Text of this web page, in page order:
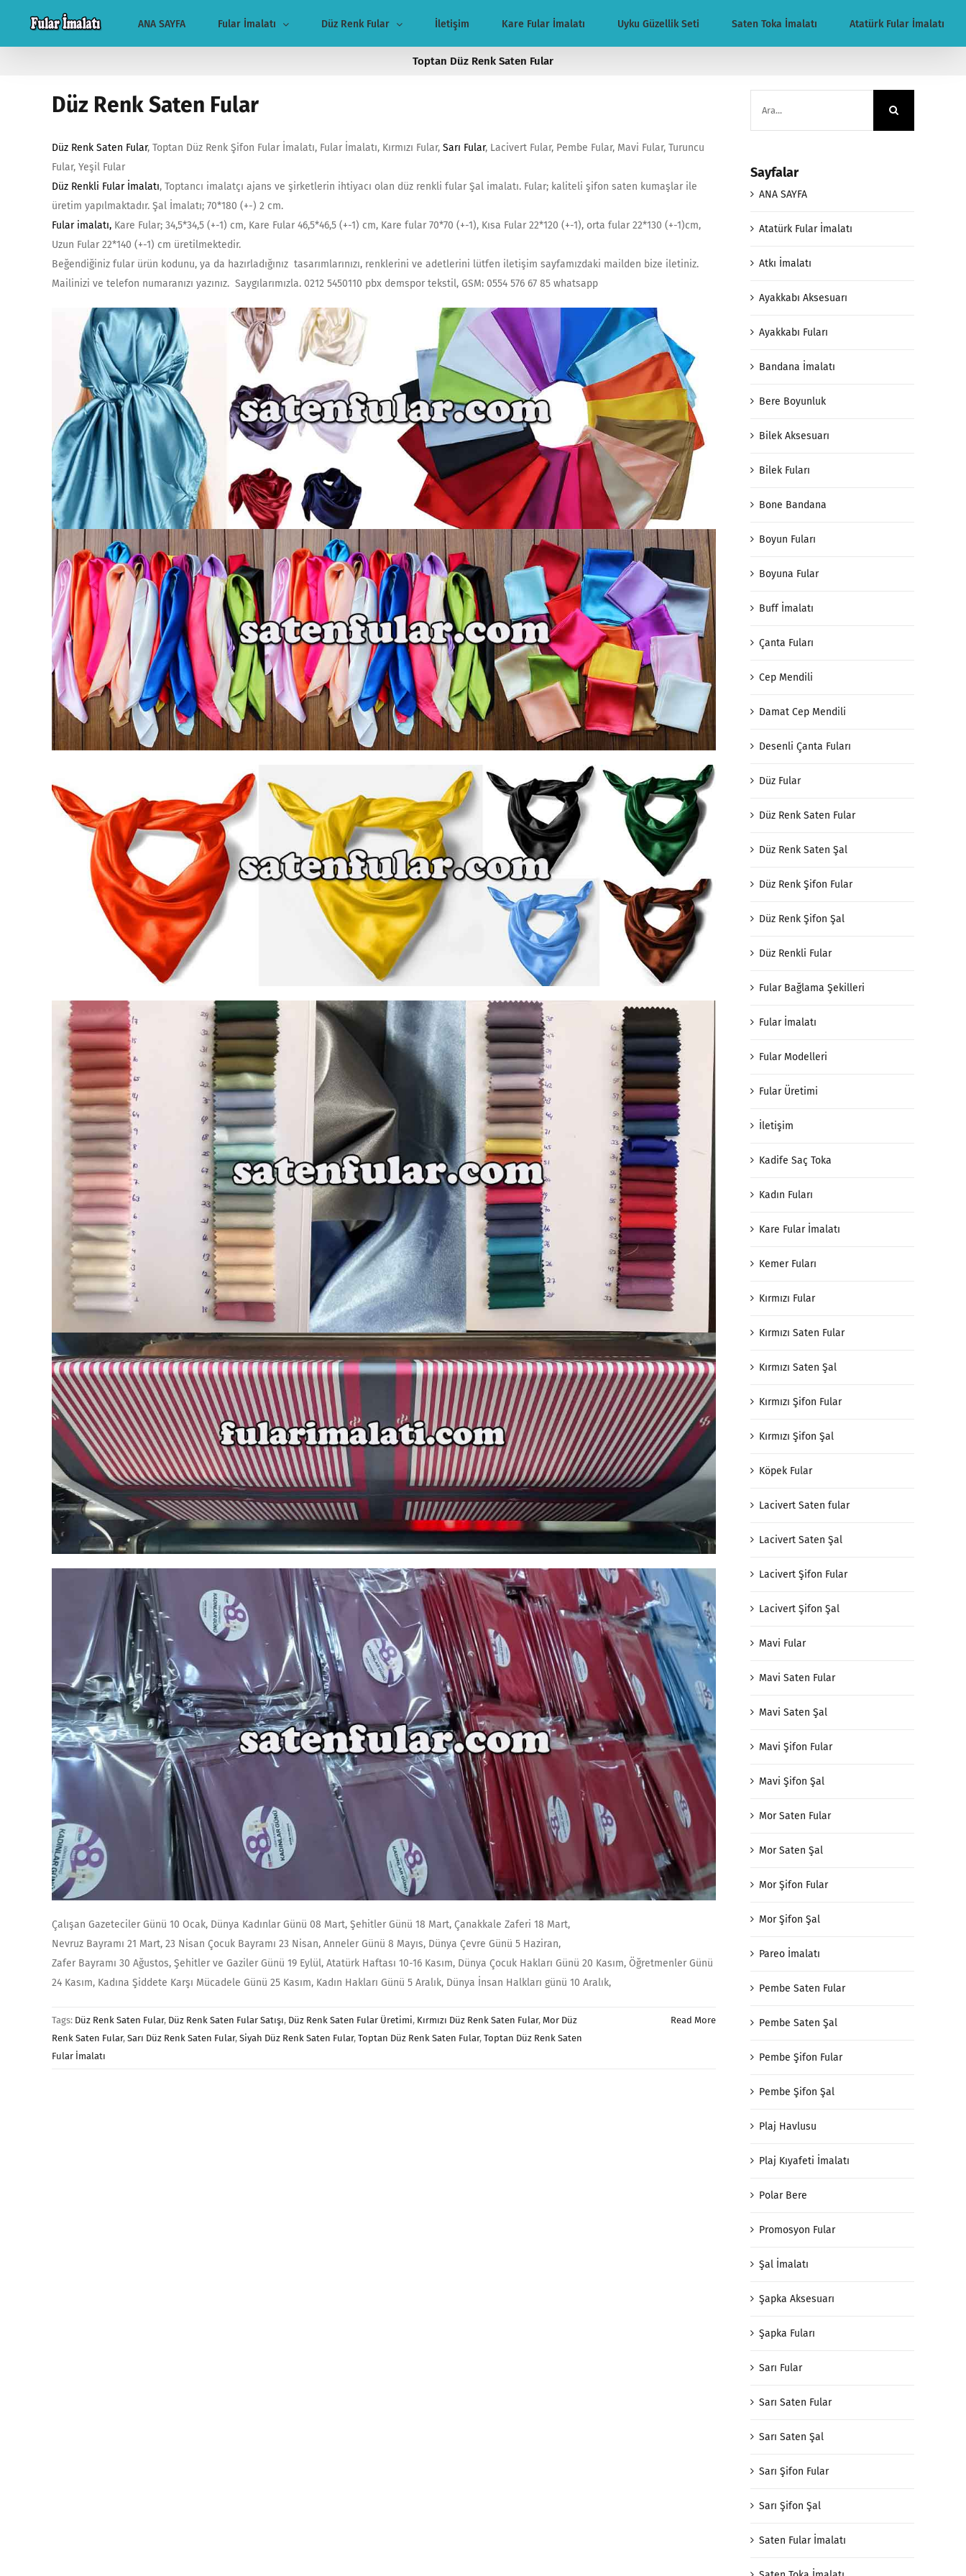
content
ANA SAYFA Fular İmalatı Düz Renk Fular İletişim Kare Fular İmalatı Uyku Güzellik Seti Saten Toka İmalatı Atatürk Fular İmalatı
Toptan Düz Renk Saten Fular
Düz Renk Saten Fular
Düz Renk Saten Fular, Toptan Düz Renk Şifon Fular İmalatı, Fular İmalatı, Kırmızı Fular, Sarı Fular, Lacivert Fular, Pembe Fular, Mavi Fular, Turuncu
Fular, Yeşil Fular
Düz Renkli Fular İmalatı, Toptancı imalatçı ajans ve şirketlerin ihtiyacı olan düz renkli fular Şal imalatı. Fular; kaliteli şifon saten kumaşlar ile
üretim yapılmaktadır. Şal İmalatı; 70*180 (+-) 2 cm.
Fular imalatı, Kare Fular; 34,5*34,5 (+-1) cm, Kare Fular 46,5*46,5 (+-1) cm, Kare fular 70*70 (+-1), Kısa Fular 22*120 (+-1), orta fular 22*130 (+-1)cm,
Uzun Fular 22*140 (+-1) cm üretilmektedir.
Beğendiğiniz fular ürün kodunu, ya da hazırladığınız tasarımlarınızı, renklerini ve adetlerini lütfen iletişim sayfamızdaki mailden bize iletiniz.
Mailinizi ve telefon numaranızı yazınız. Saygılarımızla. 0212 5450110 pbx demspor tekstil, GSM: 0554 576 67 85 whatsapp
Çalışan Gazeteciler Günü 10 Ocak, Dünya Kadınlar Günü 08 Mart, Şehitler Günü 18 Mart, Çanakkale Zaferi 18 Mart,
Nevruz Bayramı 21 Mart, 23 Nisan Çocuk Bayramı 23 Nisan, Anneler Günü 8 Mayıs, Dünya Çevre Günü 5 Haziran,
Zafer Bayramı 30 Ağustos, Şehitler ve Gaziler Günü 19 Eylül, Atatürk Haftası 10-16 Kasım, Dünya Çocuk Hakları Günü 20 Kasım, Öğretmenler Günü
24 Kasım, Kadına Şiddete Karşı Mücadele Günü 25 Kasım, Kadın Hakları Günü 5 Aralık, Dünya İnsan Halkları günü 10 Aralık,
Tags: Düz Renk Saten Fular, Düz Renk Saten Fular Satışı, Düz Renk Saten Fular Üretimi, Kırmızı Düz Renk Saten Fular, Mor Düz
Renk Saten Fular, Sarı Düz Renk Saten Fular, Siyah Düz Renk Saten Fular, Toptan Düz Renk Saten Fular, Toptan Düz Renk Saten
Fular İmalatı
Read More
Sayfalar
ANA SAYFA
Atatürk Fular İmalatı
Atkı İmalatı
Ayakkabı Aksesuarı
Ayakkabı Fuları
Bandana İmalatı
Bere Boyunluk
Bilek Aksesuarı
Bilek Fuları
Bone Bandana
Boyun Fuları
Boyuna Fular
Buff İmalatı
Çanta Fuları
Cep Mendili
Damat Cep Mendili
Desenli Çanta Fuları
Düz Fular
Düz Renk Saten Fular
Düz Renk Saten Şal
Düz Renk Şifon Fular
Düz Renk Şifon Şal
Düz Renkli Fular
Fular Bağlama Şekilleri
Fular İmalatı
Fular Modelleri
Fular Üretimi
İletişim
Kadife Saç Toka
Kadın Fuları
Kare Fular İmalatı
Kemer Fuları
Kırmızı Fular
Kırmızı Saten Fular
Kırmızı Saten Şal
Kırmızı Şifon Fular
Kırmızı Şifon Şal
Köpek Fular
Lacivert Saten fular
Lacivert Saten Şal
Lacivert Şifon Fular
Lacivert Şifon Şal
Mavi Fular
Mavi Saten Fular
Mavi Saten Şal
Mavi Şifon Fular
Mavi Şifon Şal
Mor Saten Fular
Mor Saten Şal
Mor Şifon Fular
Mor Şifon Şal
Pareo İmalatı
Pembe Saten Fular
Pembe Saten Şal
Pembe Şifon Fular
Pembe Şifon Şal
Plaj Havlusu
Plaj Kıyafeti İmalatı
Polar Bere
Promosyon Fular
Şal İmalatı
Şapka Aksesuarı
Şapka Fuları
Sarı Fular
Sarı Saten Fular
Sarı Saten Şal
Sarı Şifon Fular
Sarı Şifon Şal
Saten Fular İmalatı